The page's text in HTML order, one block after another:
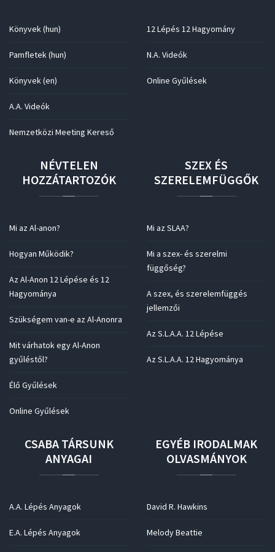
Könyvek (hun)
Pamfletek (hun)
Könyvek (en)
A.A. Videók
Nemzetközi Meeting Kereső
12 Lépés 12 Hagyomány
N.A. Videók
Online Gyűlések
NÉVTELEN
HOZZÁTARTOZÓK
Mi az Al-anon?
Hogyan Működik?
Az Al-Anon 12 Lépése és 12
Hagyománya
Szükségem van-e az Al-Anonra
Mit várhatok egy Al-Anon
gyűléstől?
Élő Gyűlések
Online Gyűlések
SZEX ÉS
SZERELEMFÜGGŐK
Mi az SLAA?
Mi a szex- és szerelmi
függőség?
A szex, és szerelemfüggés
jellemzői
Az S.L.A.A. 12 Lépése
Az S.L.A.A. 12 Hagyománya
CSABA TÁRSUNK
ANYAGAI
A.A. Lépés Anyagok
E.A. Lépés Anyagok
EGYÉB IRODALMAK
OLVASMÁNYOK
David R. Hawkins
Melody Beattie